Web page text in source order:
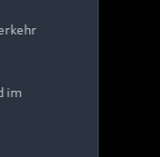
im